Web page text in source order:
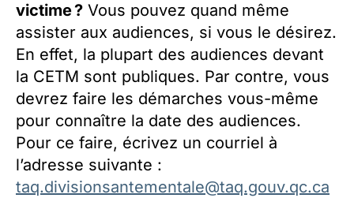
victime ? Vous pouvez quand même
assister aux audiences, si vous le désirez.
En effet, la plupart des audiences devant
la CETM sont publiques. Par contre, vous
devrez faire les démarches vous-même
pour connaître la date des audiences.
Pour ce faire, écrivez un courriel à
l’adresse suivante :
taq.divisionsantementale@taq.gouv.qc.ca